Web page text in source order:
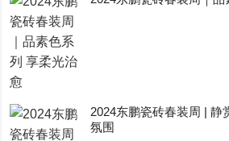
2024东鹏瓷砖春装周 | 静
氛围